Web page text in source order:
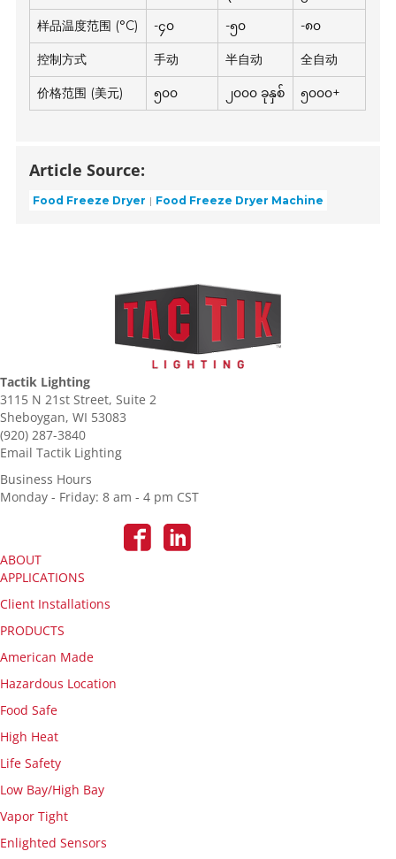
样品温度范围 (°C) -၄၀ -၅၀ -၈၀
控制方式 手动 半自动 全自动
价格范围 (美元) ၅၀၀ ၂၀၀၀ ခုနှစ် ၅၀၀၀+
Article Source:
Food Freeze Dryer Food Freeze Dryer Machine
Tactik Lighting
3115 N 21st Street, Suite 2
Sheboygan, WI 53083
(920) 287-3840
Email Tactik Lighting
Business Hours
Monday - Friday: 8 am - 4 pm CST
ABOUT
APPLICATIONS
Client Installations
PRODUCTS
American Made
Hazardous Location
Food Safe
High Heat
Life Safety
Low Bay/High Bay
Vapor Tight
Enlighted Sensors